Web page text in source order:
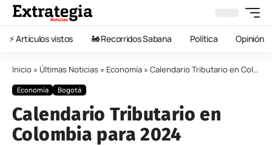
⚡️ Artículos vistos 🚂 Recorridos Sabana Política Opinión
Inicio » Últimas Noticias » Economía » Calendario Tributario en Colombia para 2024
Economía Bogotá
Calendario Tributario en
Colombia para 2024